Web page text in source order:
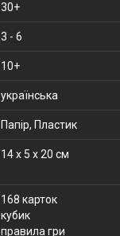
30+
3 - 6
10+
українська
Папір, Пластик
14 x 5 x 20 см
168 карток
кубик
правила гри